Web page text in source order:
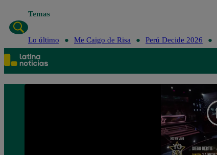
Temas
Lo último Me Caigo de Risa Perú Decide 2026